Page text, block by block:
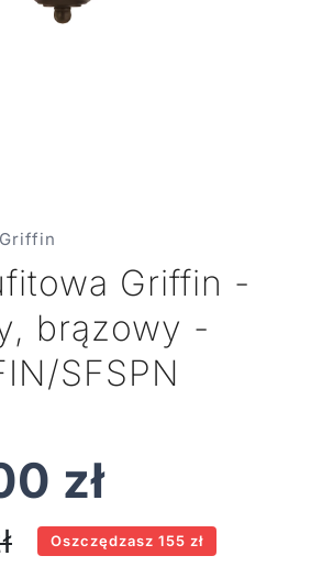
Griffin -
brązowy -
SFSPN
zł
Oszczędzasz 155 zł